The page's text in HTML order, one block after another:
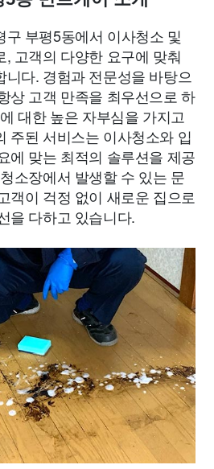
구 부평5동에서 이사청소 및
고객의 다양한 요구에 맞춰
다. 경험과 전문성을 바탕으
상 고객 만족을 최우선으로 하
대한 높은 자부심을 가지고
주된 서비스는 이사청소와 입
에 맞는 최적의 솔루션을 제공
소장에서 발생할 수 있는 문
객이 걱정 없이 새로운 집으로
을 다하고 있습니다.